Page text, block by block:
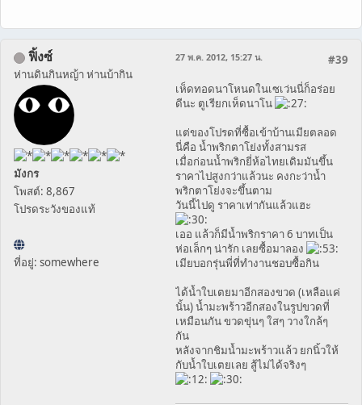
ฟิ้งซ์
ห่านดินกินหญ้า ห่านบ้ากิน
มังกร
โพสต์: 8,867
โปรดระวังของแท้
ที่อยู่: somewhere
#39
27 พ.ค. 2012, 15:27 น.
เห็ดทอดนาโหนดในเซเว่นนี่ก็อร่อย
ดีนะ ตูเรียกเห็ดนาโน
แต่ของโปรดที่ซื้อเข้าบ้านเมียตลอด
นี่คือ น้ำพริกตาโย่งทั้งสามรส
เมื่อก่อนน้ำพริกยี่ห้อไทยเดิมมันขึ้น
ราคาไปสูงกว่าแล้วนะ คงกะว่าน้ำ
พริกตาโย่งจะขึ้นตาม
วันนี้ไปดู ราคาเท่ากันแล้วแฮะ
เออ แล้วก็มีน้ำพริกราคา 6 บาทเป็น
ห่อเล็กๆ น่ารัก เลยซื้อมาลอง
เมียบอกรุ่นพี่ที่ทำงานชอบซื้อกิน
ได้น้ำใบเตยมาอีกสองขวด (เหลือแค่
นั้น) น้ำมะพร้าวอีกสองในรูปขวดที่
เหมือนกัน ขวดขุ่นๆ ใสๆ วางใกล้ๆ
กัน
หลังจากชิมน้ำมะพร้าวแล้ว ยกนิ้วให้
กับน้ำใบเตยเลย สู้ไม่ได้จริงๆ